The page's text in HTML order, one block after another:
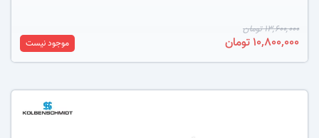
13,600,000 تومان
10,800,000 تومان موجود نیست